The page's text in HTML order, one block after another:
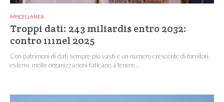
MISCELLANEA
Troppi dati: 243 miliardi$ entro 2032:
contro 111nel 2025
Con patrimoni di dati sempre più vasti e un numero crescente di fornitori
esterni, molte organizzazioni faticano a tenere...